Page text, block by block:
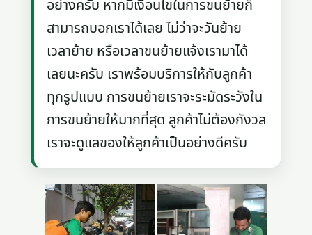
อย่างครับ หากมีเงื่อนไขในการขนย้ายก็
สามารถบอกเราได้เลย ไม่ว่าจะวันย้าย
เวลาย้าย หรือเวลาขนย้ายแจ้งเรามาได้
เลยนะครับ เราพร้อมบริการให้กับลูกค้า
ทุกรูปแบบ การขนย้ายเราจะระมัดระวังใน
การขนย้ายให้มากที่สุด ลูกค้าไม่ต้องกังวล
เราจะดูแลของให้ลูกค้าเป็นอย่างดีครับ